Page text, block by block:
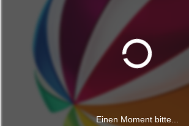
Einen Moment bitte...